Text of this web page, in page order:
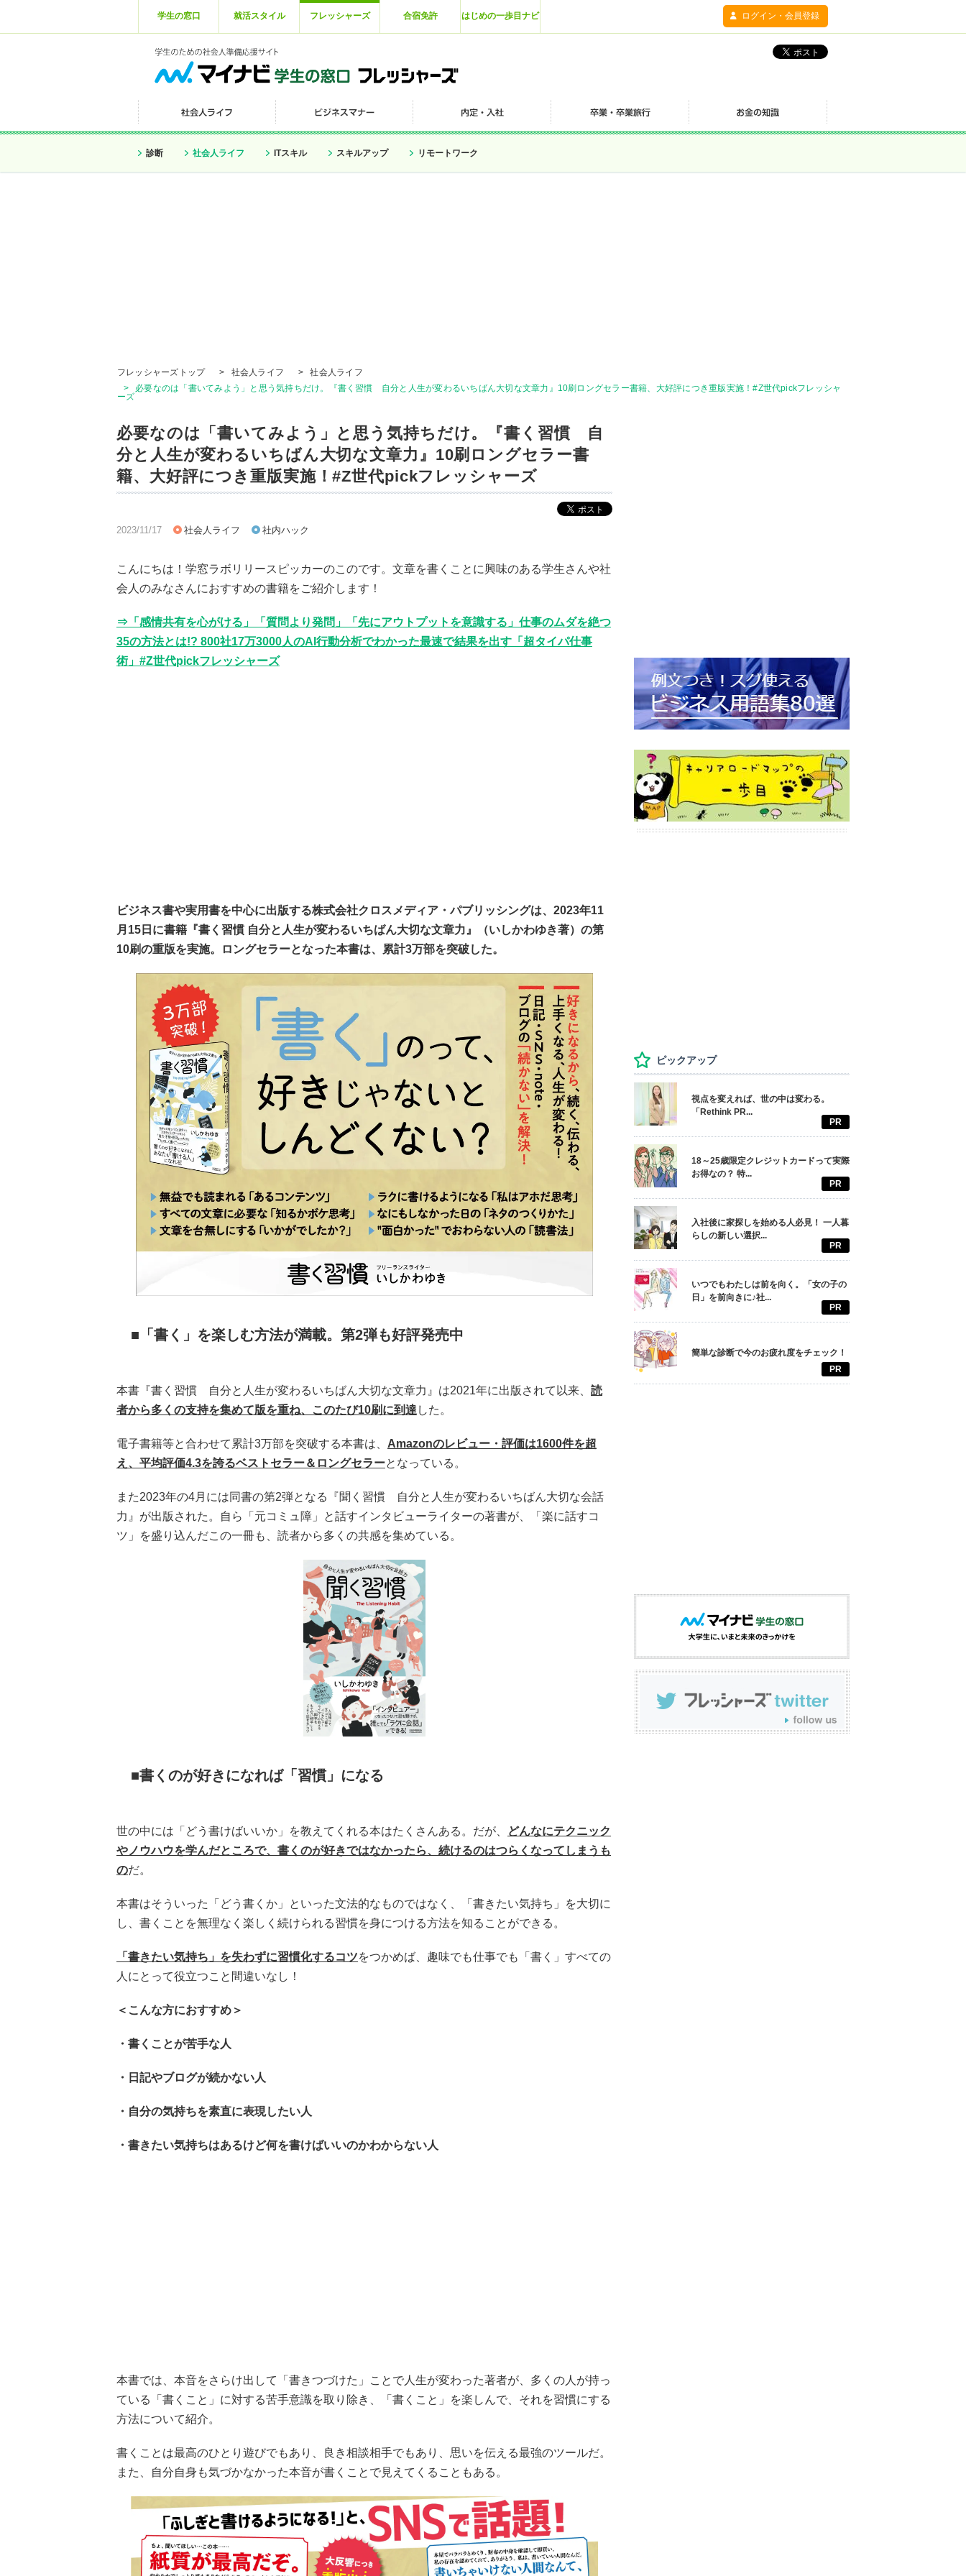
学生の窓口 就活スタイル フレッシャーズ 合宿免許 はじめの一歩目ナビ ログイン・会員登録
診断 社会人ライフ ITスキル スキルアップ リモートワーク
フレッシャーズトップ > 社会人ライフ >
社会人ライフ
>
必要なのは「書いてみよう」と思う気持ちだけ。『書く習慣 自分と人生が変わるいちばん大切な文章力』10刷ロングセラー書籍、大好評につき重版実施！#Z世代pickフレッシャ
ーズ
必要なのは「書いてみよう」と思う気持ちだけ。『書く習慣 自
分と人生が変わるいちばん大切な文章力』10刷ロングセラー書
籍、大好評につき重版実施！#Z世代pickフレッシャーズ
2023/11/17 社会人ライフ 社内ハック
こんにちは！学窓ラボリリースピッカーのこのです。文章を書くことに興味のある学生さんや社
会人のみなさんにおすすめの書籍をご紹介します！
⇒「感情共有を心がける」「質問より発問」「先にアウトプットを意識する」仕事のムダを絶つ
35の方法とは!? 800社17万3000人のAI行動分析でわかった最速で結果を出す「超タイパ仕事
術」#Z世代pickフレッシャーズ
ビジネス書や実用書を中心に出版する株式会社クロスメディア・パブリッシングは、2023年11
月15日に書籍『書く習慣 自分と人生が変わるいちばん大切な文章力』（いしかわゆき著）の第
10刷の重版を実施。ロングセラーとなった本書は、累計3万部を突破した。
「書く」を楽しむ方法が満載。第2弾も好評発売中
本書『書く習慣 自分と人生が変わるいちばん大切な文章力』は2021年に出版されて以来、 読
者から多くの支持を集めて版を重ね、このたび10刷に到達した。
電子書籍等と合わせて累計3万部を突破する本書は、 Amazonのレビュー・評価は1600件を超
え、平均評価4.3を誇るベストセラー＆ロングセラーとなっている。
また2023年の4月には同書の第2弾となる『聞く習慣 自分と人生が変わるいちばん大切な会話
力』が出版された。自ら「元コミュ障」と話すインタビューライターの著書が、「楽に話すコ
ツ」を盛り込んだこの一冊も、読者から多くの共感を集めている。
書くのが好きになれば「習慣」になる
世の中には「どう書けばいいか」を教えてくれる本はたくさんある。だが、
どんなにテクニック
やノウハウを学んだところで、書くのが好きではなかったら、続けるのはつらくなってしまうも
のだ。
本書はそういった「どう書くか」といった文法的なものではなく、「書きたい気持ち」を大切に
し、書くことを無理なく楽しく続けられる習慣を身につける方法を知ることができる。
「書きたい気持ち」を失わずに習慣化するコツをつかめば、趣味でも仕事でも「書く」すべての
人にとって役立つこと間違いなし！
＜こんな方におすすめ＞
・書くことが苦手な人
・日記やブログが続かない人
・自分の気持ちを素直に表現したい人
・書きたい気持ちはあるけど何を書けばいいのかわからない人
本書では、本音をさらけ出して「書きつづけた」ことで人生が変わった著者が、多くの人が持っ
ている「書くこと」に対する苦手意識を取り除き、「書くこと」を楽しんで、それを習慣にする
方法について紹介。
書くことは最高のひとり遊びでもあり、良き相談相手でもあり、思いを伝える最強のツールだ。
また、自分自身も気づかなかった本音が書くことで見えてくることもある。
ピックアップ
視点を変えれば、世の中は変わる。
「Rethink PR...
PR
18～25歳限定クレジットカードって実際
お得なの？ 特...
PR
入社後に家探しを始める人必見！ 一人暮
らしの新しい選択...
PR
いつでもわたしは前を向く。「女の子の
日」を前向きに♪社...
PR
簡単な診断で今のお疲れ度をチェック！
PR